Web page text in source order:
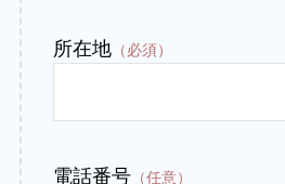
所在地（必須）
電話番号（任意）